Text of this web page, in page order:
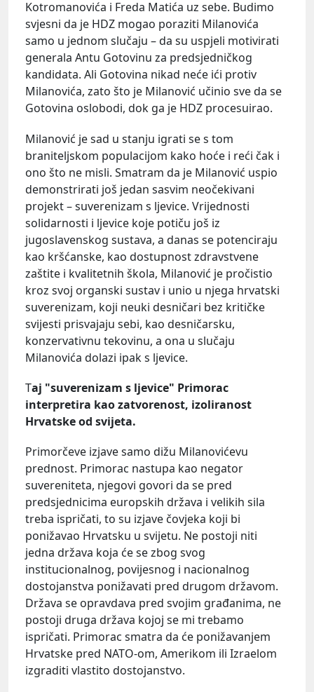
Kotromanovića i Freda Matića uz sebe. Budimo
svjesni da je HDZ mogao poraziti Milanovića
samo u jednom slučaju – da su uspjeli motivirati
generala Antu Gotovinu za predsjedničkog
kandidata. Ali Gotovina nikad neće ići protiv
Milanovića, zato što je Milanović učinio sve da se
Gotovina oslobodi, dok ga je HDZ procesuirao.
Milanović je sad u stanju igrati se s tom
braniteljskom populacijom kako hoće i reći čak i
ono što ne misli. Smatram da je Milanović uspio
demonstrirati još jedan sasvim neočekivani
projekt – suverenizam s ljevice. Vrijednosti
solidarnosti i ljevice koje potiču još iz
jugoslavenskog sustava, a danas se potenciraju
kao kršćanske, kao dostupnost zdravstvene
zaštite i kvalitetnih škola, Milanović je pročistio
kroz svoj organski sustav i unio u njega hrvatski
suverenizam, koji neuki desničari bez kritičke
svijesti prisvajaju sebi, kao desničarsku,
konzervativnu tekovinu, a ona u slučaju
Milanovića dolazi ipak s ljevice.
Taj "suverenizam s ljevice" Primorac
interpretira kao zatvorenost, izoliranost
Hrvatske od svijeta.
Primorčeve izjave samo dižu Milanovićevu
prednost. Primorac nastupa kao negator
suvereniteta, njegovi govori da se pred
predsjednicima europskih država i velikih sila
treba ispričati, to su izjave čovjeka koji bi
ponižavao Hrvatsku u svijetu. Ne postoji niti
jedna država koja će se zbog svog
institucionalnog, povijesnog i nacionalnog
dostojanstva ponižavati pred drugom državom.
Država se opravdava pred svojim građanima, ne
postoji druga država kojoj se mi trebamo
ispričati. Primorac smatra da će ponižavanjem
Hrvatske pred NATO-om, Amerikom ili Izraelom
izgraditi vlastito dostojanstvo.